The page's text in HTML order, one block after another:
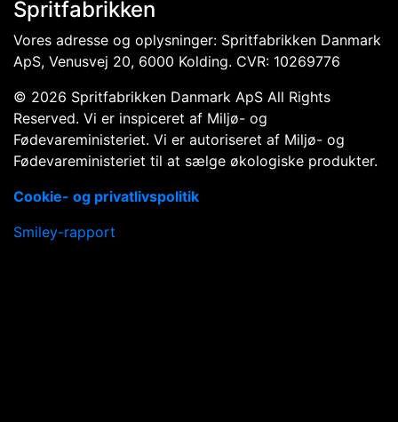
Spritfabrikken
Vores adresse og oplysninger: Spritfabrikken Danmark
ApS, Venusvej 20, 6000 Kolding. CVR: 10269776
© 2026 Spritfabrikken Danmark ApS All Rights
Reserved. Vi er inspiceret af Miljø- og
Fødevareministeriet. Vi er autoriseret af Miljø- og
Fødevareministeriet til at sælge økologiske produkter.
Cookie- og privatlivspolitik
Smiley-rapport